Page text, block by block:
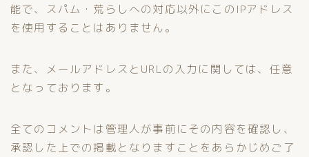
能で、スパム・荒らしへの対応以外にこのIPアドレス
を使用することはありません。
また、メールアドレスとURLの入力に関しては、任意
となっております。
全てのコメントは管理人が事前にその内容を確認し、
承認した上での掲載となりますことをあらかじめご了